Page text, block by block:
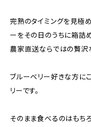
完熟のタイミングを見極
ーをその日のうちに箱詰
農家直送ならではの贅沢
ブルーベリー好きな方に
リーです。
そのまま食べるのはもち